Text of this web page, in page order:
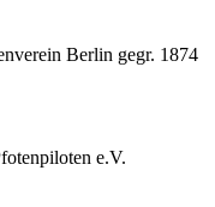
Berlin gegr. 1874
e.V.